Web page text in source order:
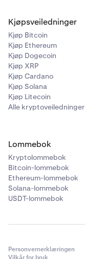
Kjøpsveiledninger
Kjøp Bitcoin
Kjøp Ethereum
Kjøp Dogecoin
Kjøp XRP
Kjøp Cardano
Kjøp Solana
Kjøp Litecoin
Alle kryptoveiledninger
Lommebok
Kryptolommebok
Bitcoin-lommebok
Ethereum-lommebok
Solana-lommebok
USDT-lommebok
Personvernerklæringen